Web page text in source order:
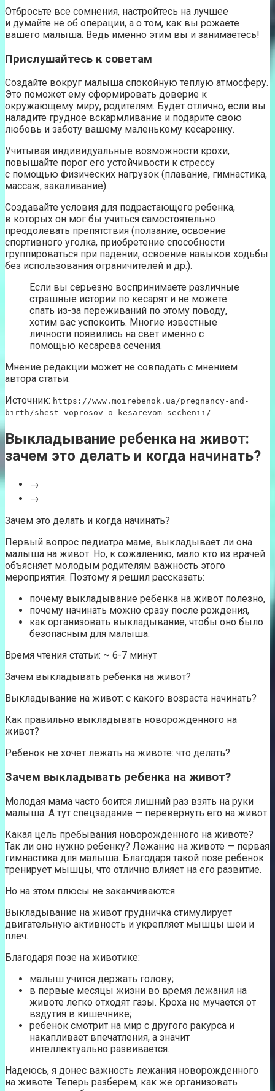
Отбросьте все сомнения, настройтесь на лучшее
и думайте не об операции, а о том, как вы рожаете
вашего малыша. Ведь именно этим вы и занимаетесь!
Прислушайтесь к советам
Создайте вокруг малыша спокойную теплую атмосферу.
Это поможет ему сформировать доверие к
окружающему миру, родителям. Будет отлично, если вы
наладите грудное вскармливание и подарите свою
любовь и заботу вашему маленькому кесаренку.
Учитывая индивидуальные возможности крохи,
повышайте порог его устойчивости к стрессу
с помощью физических нагрузок (плавание, гимнастика,
массаж, закаливание).
Создавайте условия для подрастающего ребенка,
в которых он мог бы учиться самостоятельно
преодолевать препятствия (ползание, освоение
спортивного уголка, приобретение способности
группироваться при падении, освоение навыков ходьбы
без использования ограничителей и др.).
Если вы серьезно воспринимаете различные
страшные истории по кесарят и не можете
спать из-за переживаний по этому поводу,
хотим вас успокоить. Многие известные
личности появились на свет именно с
помощью кесарева сечения.
Мнение редакции может не совпадать с мнением
автора статьи.
Источник: https://www.moirebenok.ua/pregnancy-and-
birth/shest-voprosov-o-kesarevom-sechenii/
Выкладывание ребенка на живот:
зачем это делать и когда начинать?
→
→
Зачем это делать и когда начинать?
Первый вопрос педиатра маме, выкладывает ли она
малыша на живот. Но, к сожалению, мало кто из врачей
объясняет молодым родителям важность этого
мероприятия. Поэтому я решил рассказать:
почему выкладывание ребенка на живот полезно,
почему начинать можно сразу после рождения,
как организовать выкладывание, чтобы оно было
безопасным для малыша.
Время чтения статьи: ~ 6-7 минут
Зачем выкладывать ребенка на живот?
Выкладывание на живот: с какого возраста начинать?
Как правильно выкладывать новорожденного на
живот?
Ребенок не хочет лежать на животе: что делать?
Зачем выкладывать ребенка на живот?
Молодая мама часто боится лишний раз взять на руки
малыша. А тут спецзадание — перевернуть его на живот.
Какая цель пребывания новорожденного на животе?
Так ли оно нужно ребенку? Лежание на животе — первая
гимнастика для малыша. Благодаря такой позе ребенок
тренирует мышцы, что отлично влияет на его развитие.
Но на этом плюсы не заканчиваются.
Выкладывание на живот грудничка стимулирует
двигательную активность и укрепляет мышцы шеи и
плеч.
Благодаря позе на животике:
малыш учится держать голову;
в первые месяцы жизни во время лежания на
животе легко отходят газы. Кроха не мучается от
вздутия в кишечнике;
ребенок смотрит на мир с другого ракурса и
накапливает впечатления, а значит
интеллектуально развивается.
Надеюсь, я донес важность лежания новорожденного
на животе. Теперь разберем, как же организовать